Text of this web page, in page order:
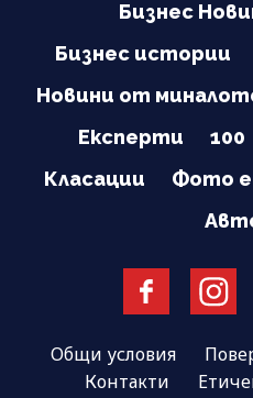
Бизнес
Бизнес истории
Новини от
Експерти
100
Класации
Фото
Общи условия
Контакти